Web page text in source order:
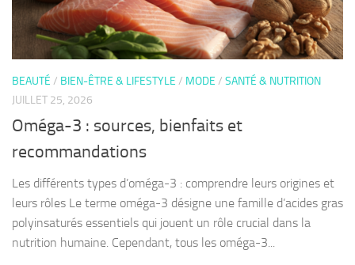
BEAUTÉ / BIEN-ÊTRE & LIFESTYLE / MODE / SANTÉ & NUTRITION
JUILLET 25, 2026
Oméga-3 : sources, bienfaits et
recommandations
Les différents types d’oméga-3 : comprendre leurs origines et
leurs rôles Le terme oméga-3 désigne une famille d’acides gras
polyinsaturés essentiels qui jouent un rôle crucial dans la
nutrition humaine. Cependant, tous les oméga-3...